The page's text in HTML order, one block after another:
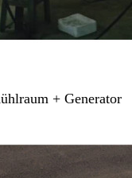
+ Generator